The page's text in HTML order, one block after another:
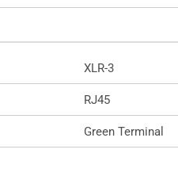
XLR-3
RJ45
Green Terminal